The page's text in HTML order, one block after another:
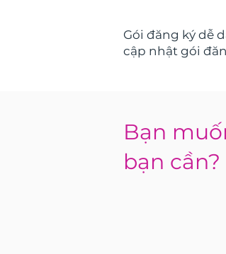
Gói đăng ký dễ
cập nhật gói
Bạn
bạn cần?